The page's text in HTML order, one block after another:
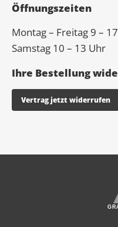
Öffnungszeiten
Montag – Freitag 9 –
Samstag 10 – 13 Uhr
Ihre Bestellung
Vertrag jetzt widerrufen